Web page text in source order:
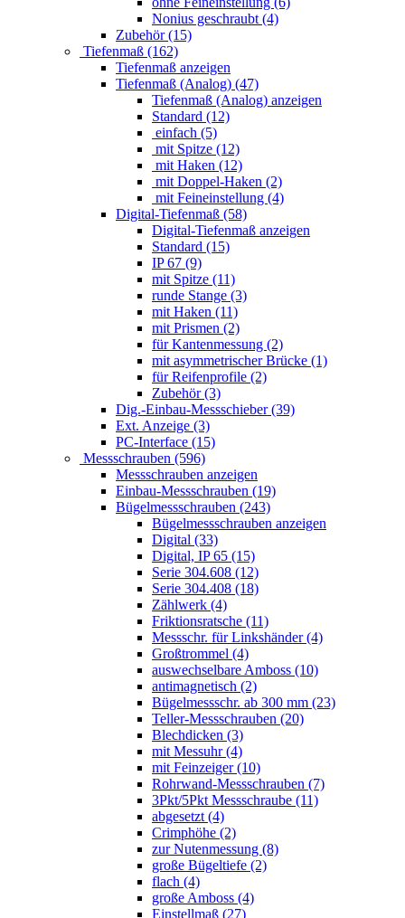
Nonius geschraubt (4)
Zubehör (15)
Tiefenmaß (162)
Tiefenmaß anzeigen
Tiefenmaß (Analog) (47)
Tiefenmaß (Analog) anzeigen
Standard (12)
einfach (5)
mit Spitze (12)
mit Haken (12)
mit Doppel-Haken (2)
mit Feineinstellung (4)
Digital-Tiefenmaß (58)
Digital-Tiefenmaß anzeigen
Standard (15)
IP 67 (9)
mit Spitze (11)
runde Stange (3)
mit Haken (11)
mit Prismen (2)
für Kantenmessung (2)
mit asymmetrischer Brücke (1)
für Reifenprofile (2)
Zubehör (3)
Dig.-Einbau-Messschieber (39)
Ext. Anzeige (3)
PC-Interface (15)
Messschrauben (596)
Messschrauben anzeigen
Einbau-Messschrauben (19)
Bügelmessschrauben (243)
Bügelmessschrauben anzeigen
Digital (33)
Digital, IP 65 (15)
Serie 304.608 (12)
Serie 304.408 (18)
Zählwerk (4)
Friktionsratsche (11)
Messschr. für Linkshänder (4)
Großtrommel (4)
auswechselbare Amboss (10)
antimagnetisch (2)
Bügelmessschr. ab 300 mm (23)
Teller-Messschrauben (20)
Blechdicken (3)
mit Messuhr (4)
mit Feinzeiger (10)
Rohrwand-Messschrauben (7)
3Pkt/5Pkt Messschraube (11)
abgesetzt (4)
Crimphöhe (2)
zur Nutenmessung (8)
große Bügeltiefe (2)
flach (4)
große Amboss (4)
Einstellmaß (27)